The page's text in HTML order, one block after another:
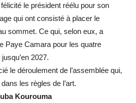
le président réélu pour son
qui ont consisté à placer le
sommet. Ce qui, selon eux, a
Paye Camara pour les quatre
2027.
le déroulement de l’assemblée qui,
les règles de l’art.
Kourouma